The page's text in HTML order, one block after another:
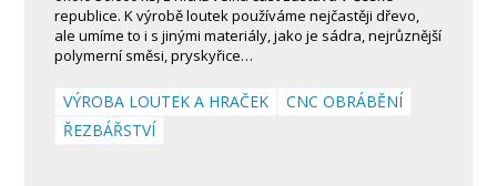
republice. K výrobě loutek používáme nejčastěji dřevo,
ale umíme to i s jinými materiály, jako je sádra, nejrůznější
polymerní směsi, pryskyřice…
VÝROBA LOUTEK A HRAČEK
CNC OBRÁBĚNÍ
ŘEZBÁŘSTVÍ